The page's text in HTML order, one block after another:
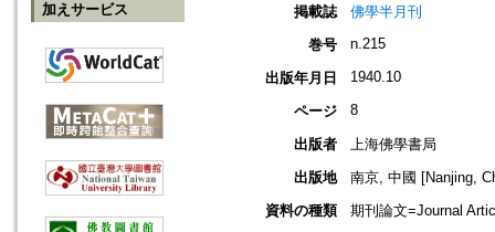
加えサービス
掲載誌
佛學半月刊
巻号
n.215
出版年月日 1940.10
ページ 8
出版者
上海佛學書局
出版地
南京, 中國 [Nanjing,
資料の種類
期刊論文=Journal